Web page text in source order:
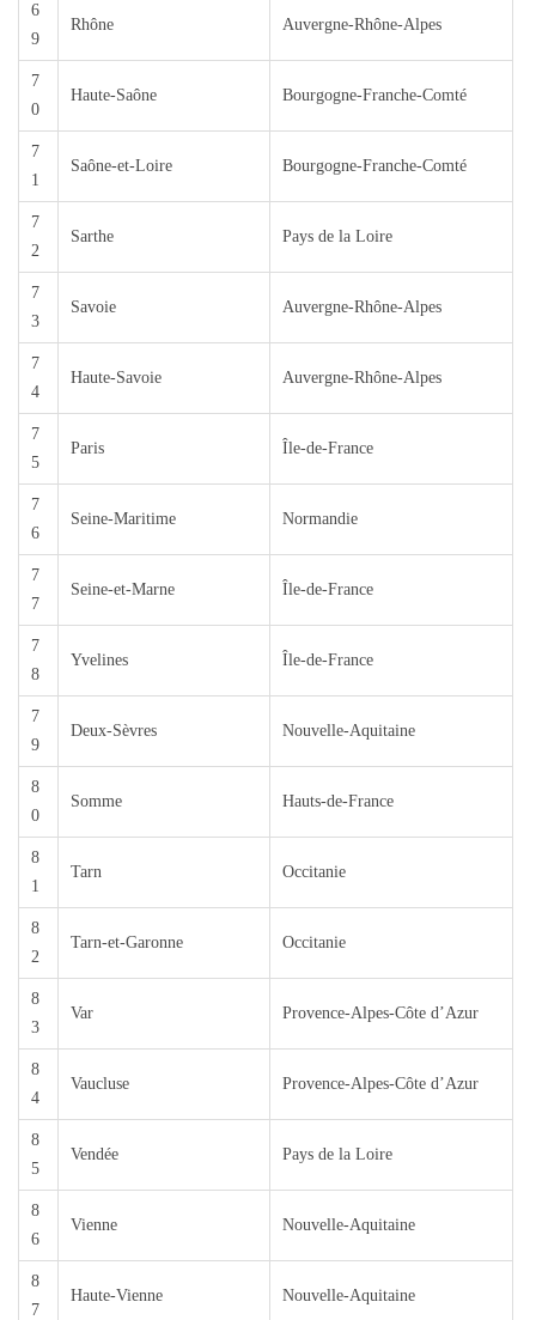
6
9
Rhône Auvergne-Rhône-Alpes
7
0
Haute-Saône Bourgogne-Franche-Comté
7
1
Saône-et-Loire Bourgogne-Franche-Comté
7
2
Sarthe Pays de la Loire
7
3
Savoie Auvergne-Rhône-Alpes
7
4
Haute-Savoie Auvergne-Rhône-Alpes
7
5
Paris Île-de-France
7
6
Seine-Maritime Normandie
7
7
Seine-et-Marne Île-de-France
7
8
Yvelines Île-de-France
7
9
Deux-Sèvres Nouvelle-Aquitaine
8
0
Somme Hauts-de-France
8
1
Tarn Occitanie
8
2
Tarn-et-Garonne Occitanie
8
3
Var Provence-Alpes-Côte d’Azur
8
4
Vaucluse Provence-Alpes-Côte d’Azur
8
5
Vendée Pays de la Loire
8
6
Vienne Nouvelle-Aquitaine
8
7
Haute-Vienne Nouvelle-Aquitaine